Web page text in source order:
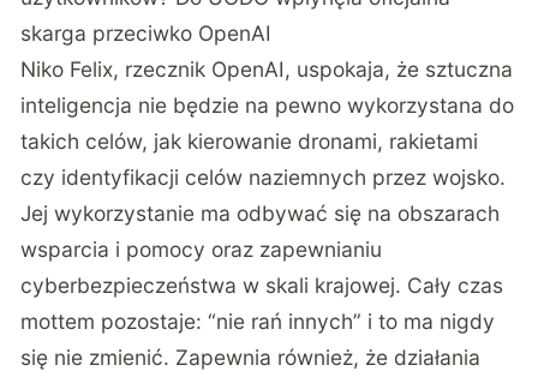
skarga przeciwko OpenAI
Niko Felix, rzecznik OpenAI, uspokaja, że sztuczna
inteligencja nie będzie na pewno wykorzystana do
takich celów, jak kierowanie dronami, rakietami
czy identyfikacji celów naziemnych przez wojsko.
Jej wykorzystanie ma odbywać się na obszarach
wsparcia i pomocy oraz zapewnianiu
cyberbezpieczeństwa w skali krajowej. Cały czas
mottem pozostaje: “nie rań innych” i to ma nigdy
się nie zmienić. Zapewnia również, że działania